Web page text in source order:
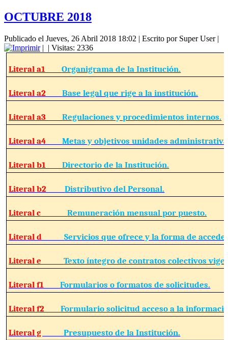
OCTUBRE 2018
Publicado el Jueves, 26 Abril 2018 18:02 | Escrito por Super User|
| | Visitas: 2336
Literal a1Organigrama de la Institución.
Literal a2Base legal que rige a la institución.
Literal a3Regulaciones y procedimientos internos.
Literal a4Metas y objetivos unidades
Literal b1Directorio de la Institución.
Literal b2Distributivo del Personal.
Literal c Remuneración mensual por puesto.
Literal dServicios que ofrece y la forma de
Literal eTexto íntegro de contratos colectivos
Literal f1Formularios o formatos de solicitudes.
Literal f2Formulario solicitud acceso a la
Literal gPresupuesto de la Institución.